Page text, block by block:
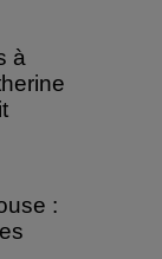
à
: